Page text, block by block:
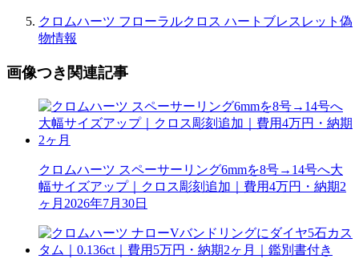
クロムハーツ フローラルクロス ハートブレスレット偽
物情報
画像つき関連記事
クロムハーツ スペーサーリング6mmを8号→14号へ大
幅サイズアップ｜クロス彫刻追加｜費用4万円・納期2
ヶ月 2026年7月30日